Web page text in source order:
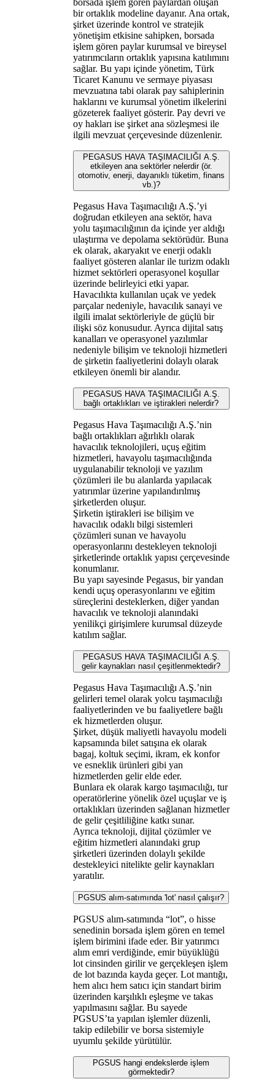
borsada işlem gören paylardan oluşan
bir ortaklık modeline dayanır. Ana ortak,
şirket üzerinde kontrol ve stratejik
yönetişim etkisine sahipken, borsada
işlem gören paylar kurumsal ve bireysel
yatırımcıların ortaklık yapısına katılımını
sağlar. Bu yapı içinde yönetim, Türk
Ticaret Kanunu ve sermaye piyasası
mevzuatına tabi olarak pay sahiplerinin
haklarını ve kurumsal yönetim ilkelerini
gözeterek faaliyet gösterir. Pay devri ve
oy hakları ise şirket ana sözleşmesi ile
ilgili mevzuat çerçevesinde düzenlenir.
PEGASUS HAVA TAŞIMACILIĞI A.Ş.
etkileyen ana sektörler nelerdir (ör.
otomotiv, enerji, dayanıklı tüketim, finans
vb.)?
Pegasus Hava Taşımacılığı A.Ş.’yi
doğrudan etkileyen ana sektör, hava
yolu taşımacılığının da içinde yer aldığı
ulaştırma ve depolama sektörüdür. Buna
ek olarak, akaryakıt ve enerji odaklı
faaliyet gösteren alanlar ile turizm odaklı
hizmet sektörleri operasyonel koşullar
üzerinde belirleyici etki yapar.
Havacılıkta kullanılan uçak ve yedek
parçalar nedeniyle, havacılık sanayi ve
ilgili imalat sektörleriyle de güçlü bir
ilişki söz konusudur. Ayrıca dijital satış
kanalları ve operasyonel yazılımlar
nedeniyle bilişim ve teknoloji hizmetleri
de şirketin faaliyetlerini dolaylı olarak
etkileyen önemli bir alandır.
PEGASUS HAVA TAŞIMACILIĞI A.Ş.
bağlı ortaklıkları ve iştirakleri nelerdir?
Pegasus Hava Taşımacılığı A.Ş.’nin
bağlı ortaklıkları ağırlıklı olarak
havacılık teknolojileri, uçuş eğitim
hizmetleri, havayolu taşımacılığında
uygulanabilir teknoloji ve yazılım
çözümleri ile bu alanlarda yapılacak
yatırımlar üzerine yapılandırılmış
şirketlerden oluşur.
Şirketin iştirakleri ise bilişim ve
havacılık odaklı bilgi sistemleri
çözümleri sunan ve havayolu
operasyonlarını destekleyen teknoloji
şirketlerinde ortaklık yapısı çerçevesinde
konumlanır.
Bu yapı sayesinde Pegasus, bir yandan
kendi uçuş operasyonlarını ve eğitim
süreçlerini desteklerken, diğer yandan
havacılık ve teknoloji alanındaki
yenilikçi girişimlere kurumsal düzeyde
katılım sağlar.
PEGASUS HAVA TAŞIMACILIĞI A.Ş.
gelir kaynakları nasıl çeşitlenmektedir?
Pegasus Hava Taşımacılığı A.Ş.’nin
gelirleri temel olarak yolcu taşımacılığı
faaliyetlerinden ve bu faaliyetlere bağlı
ek hizmetlerden oluşur.
Şirket, düşük maliyetli havayolu modeli
kapsamında bilet satışına ek olarak
bagaj, koltuk seçimi, ikram, ek konfor
ve esneklik ürünleri gibi yan
hizmetlerden gelir elde eder.
Bunlara ek olarak kargo taşımacılığı, tur
operatörlerine yönelik özel uçuşlar ve iş
ortaklıkları üzerinden sağlanan hizmetler
de gelir çeşitliliğine katkı sunar.
Ayrıca teknoloji, dijital çözümler ve
eğitim hizmetleri alanındaki grup
şirketleri üzerinden dolaylı şekilde
destekleyici nitelikte gelir kaynakları
yaratılır.
PGSUS alım-satımında 'lot' nasıl çalışır?
PGSUS alım-satımında “lot”, o hisse
senedinin borsada işlem gören en temel
işlem birimini ifade eder. Bir yatırımcı
alım emri verdiğinde, emir büyüklüğü
lot cinsinden girilir ve gerçekleşen işlem
de lot bazında kayda geçer. Lot mantığı,
hem alıcı hem satıcı için standart birim
üzerinden karşılıklı eşleşme ve takas
yapılmasını sağlar. Bu sayede
PGSUS’ta yapılan işlemler düzenli,
takip edilebilir ve borsa sistemiyle
uyumlu şekilde yürütülür.
PGSUS hangi endekslerde işlem
görmektedir?